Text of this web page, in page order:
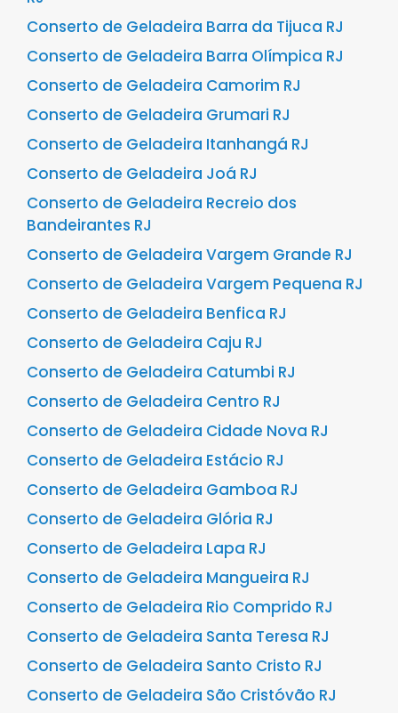
Conserto de Geladeira Barra da Tijuca RJ
Conserto de Geladeira Barra Olímpica RJ
Conserto de Geladeira Camorim RJ
Conserto de Geladeira Grumari RJ
Conserto de Geladeira Itanhangá RJ
Conserto de Geladeira Joá RJ
Conserto de Geladeira Recreio dos
Bandeirantes RJ
Conserto de Geladeira Vargem Grande RJ
Conserto de Geladeira Vargem Pequena RJ
Conserto de Geladeira Benfica RJ
Conserto de Geladeira Caju RJ
Conserto de Geladeira Catumbi RJ
Conserto de Geladeira Centro RJ
Conserto de Geladeira Cidade Nova RJ
Conserto de Geladeira Estácio RJ
Conserto de Geladeira Gamboa RJ
Conserto de Geladeira Glória RJ
Conserto de Geladeira Lapa RJ
Conserto de Geladeira Mangueira RJ
Conserto de Geladeira Rio Comprido RJ
Conserto de Geladeira Santa Teresa RJ
Conserto de Geladeira Santo Cristo RJ
Conserto de Geladeira São Cristóvão RJ